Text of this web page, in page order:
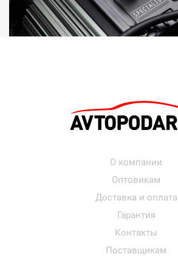
О компании
Оптовикам
Доставка и оплата
Гарантия
Контакты
Поставщикам